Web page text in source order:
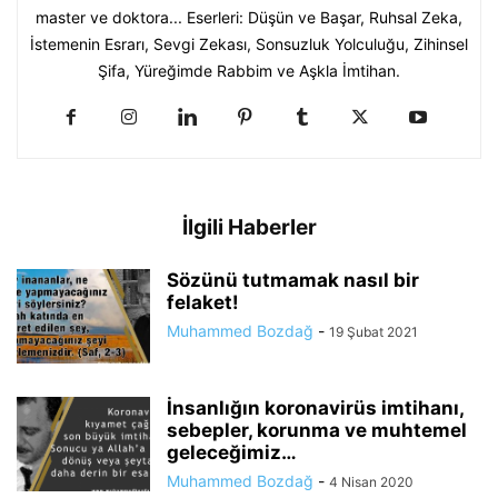
master ve doktora... Eserleri: Düşün ve Başar, Ruhsal Zeka,
İstemenin Esrarı, Sevgi Zekası, Sonsuzluk Yolculuğu, Zihinsel
Şifa, Yüreğimde Rabbim ve Aşkla İmtihan.
İlgili Haberler
Sözünü tutmamak nasıl bir
felaket!
Muhammed Bozdağ - 19 Şubat 2021
İnsanlığın koronavirüs imtihanı,
sebepler, korunma ve muhtemel
geleceğimiz…
Muhammed Bozdağ - 4 Nisan 2020